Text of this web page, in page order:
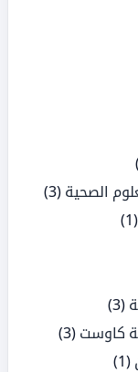
الصحية (3)
(1)
(3)
كاوست (3)
(1)